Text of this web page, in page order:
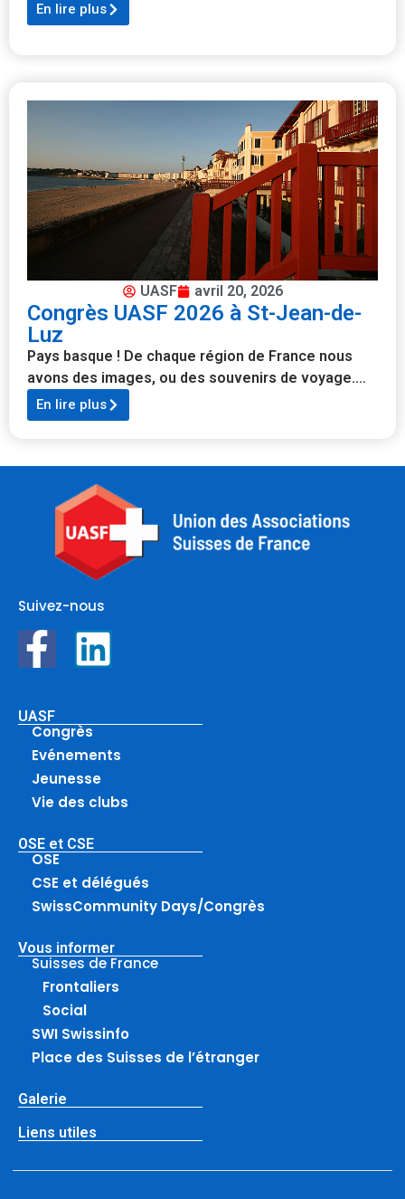
En lire plus
UASF avril 20, 2026
Congrès UASF 2026 à St-Jean-de-
Luz
Pays basque ! De chaque région de France nous
avons des images, ou des souvenirs de voyage.…
En lire plus
Suivez-nous
UASF
Congrès
Evénements
Jeunesse
Vie des clubs
OSE et CSE
OSE
CSE et délégués
SwissCommunity Days/Congrès
Vous informer
Suisses de France
Frontaliers
Social
SWI Swissinfo
Place des Suisses de l’étranger
Galerie
Liens utiles